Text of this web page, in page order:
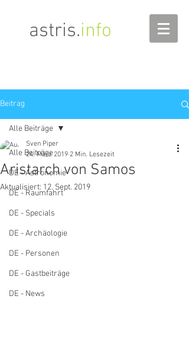
astris.info
Beitrag
Alle Beiträge
DE - Astronomie
DE - Raumfahrt
DE - Specials
DE - Archäologie
DE - Personen
DE - Gastbeiträge
DE - News
Alle Beiträge
Aristarch von Samos
Sven Piper
24. März 2019 2 Min. Lesezeit
Aktualisiert: 12. Sept. 2019